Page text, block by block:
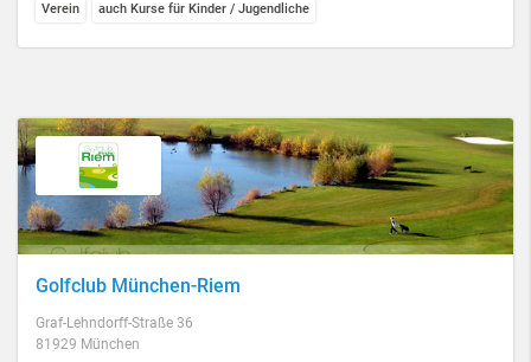
Verein auch Kurse für Kinder / Jugendliche
Golfclub München-Riem
Graf-Lehndorff-Straße 36
81929 München